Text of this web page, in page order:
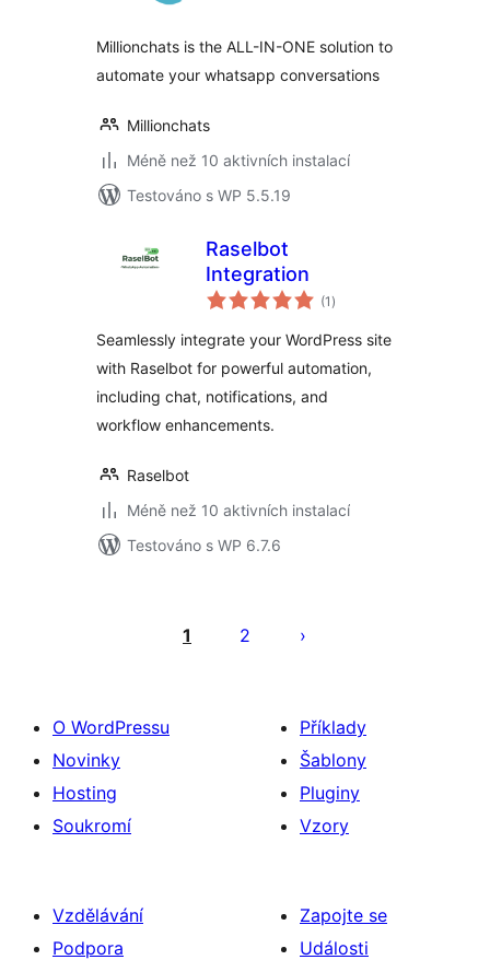
Millionchats is the ALL-IN-ONE solution to
automate your whatsapp conversations
Millionchats
Méně než 10 aktivních instalací
Testováno s WP 5.5.19
Raselbot
Integration
(1 celkové
hodnocení
)
Seamlessly integrate your WordPress site
with Raselbot for powerful automation,
including chat, notifications, and
workflow enhancements.
Raselbot
Méně než 10 aktivních instalací
Testováno s WP 6.7.6
příspěvků
1 2
O WordPressu
Novinky
Hosting
Soukromí
Příklady
Šablony
Pluginy
Vzory
Vzdělávání
Podpora
Zapojte se
Události